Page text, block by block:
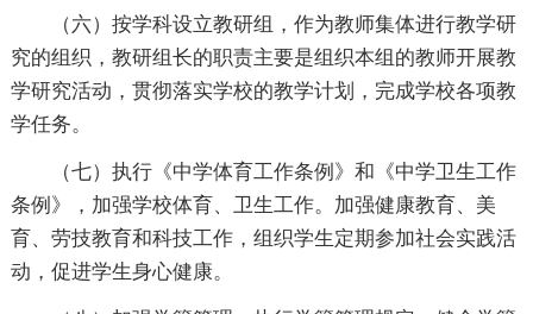
（六）按学科设立教研组，作为教师集体进行教学研
究的组织，教研组长的职责主要是组织本组的教师开展教
学研究活动，贯彻落实学校的教学计划，完成学校各项教
学任务。
（七）执行《中学体育工作条例》和《中学卫生工作
条例》，加强学校体育、卫生工作。加强健康教育、美
育、劳技教育和科技工作，组织学生定期参加社会实践活
动，促进学生身心健康。